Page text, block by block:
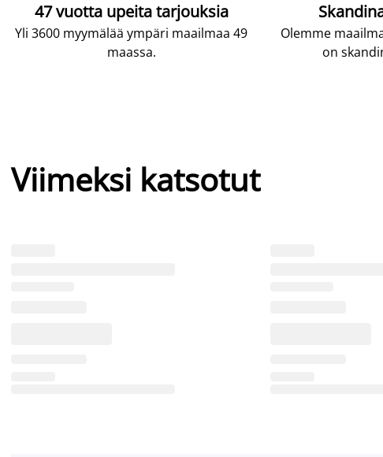
47 vuotta upeita tarjouksia
Yli 3600 myymälää ympäri maailmaa 49
maassa.
Olemme
on
Viimeksi katsotut